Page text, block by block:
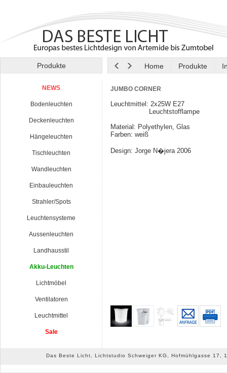
Produkte Home Produkte
NEWS
Bodenleuchten
Deckenleuchten
Hängeleuchten
Tischleuchten
Wandleuchten
Einbauleuchten
Strahler/Spots
Leuchtensysteme
Aussenleuchten
Landhausstil
Akku-Leuchten
Lichtmöbel
Ventilatoren
Leuchtmittel
Sale
JUMBO CORNER
Leuchtmittel: 2x25W E27
Leuchtstofflampe
Material: Polyethylen, Glas
Farben: weiß
Design: Jorge N�jera 2006
Das Beste Licht, Lichtstudio Schweiger KG, Hofmühlgasse